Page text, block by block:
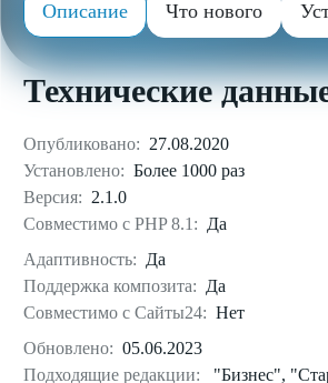
Описание Что нового
Технические
Опубликовано: 27.08.2020
Установлено: Более 1000 раз
Версия: 2.1.0
Совместимо с PHP 8.1: Да
Адаптивность: Да
Поддержка композита: Да
Совместимо с Сайты24: Нет
Обновлено: 05.06.2023
Подходящие редакции:
"Бизнес",